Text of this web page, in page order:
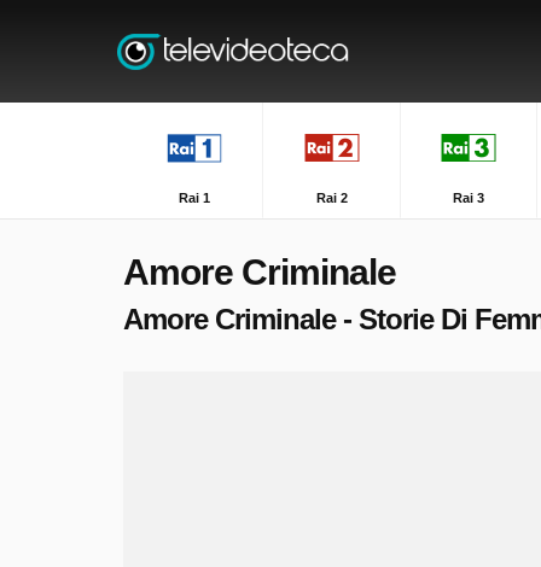
Rai 1 Rai 2 Rai 3
Amore Criminale
Amore Criminale - Storie Di